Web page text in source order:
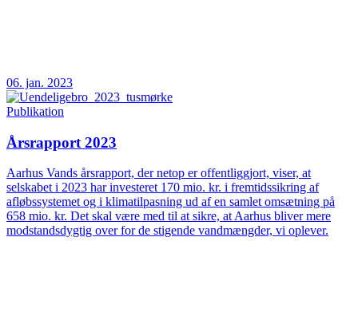
06. jan. 2023
Publikation
Årsrapport 2023
Aarhus Vands årsrapport, der netop er offentliggjort, viser, at
selskabet i 2023 har investeret 170 mio. kr. i fremtidssikring af
afløbssystemet og i klimatilpasning ud af en samlet omsætning på
658 mio. kr. Det skal være med til at sikre, at Aarhus bliver mere
modstandsdygtig over for de stigende vandmængder, vi oplever.